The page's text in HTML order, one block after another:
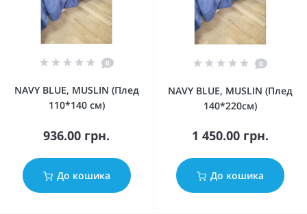
0
NAVY BLUE, MUSLIN (Плед
110*140 см)
936.00 грн.
До кошика
0
NAVY BLUE, MUSLIN (Плед
140*220см)
1 450.00 грн.
До кошика